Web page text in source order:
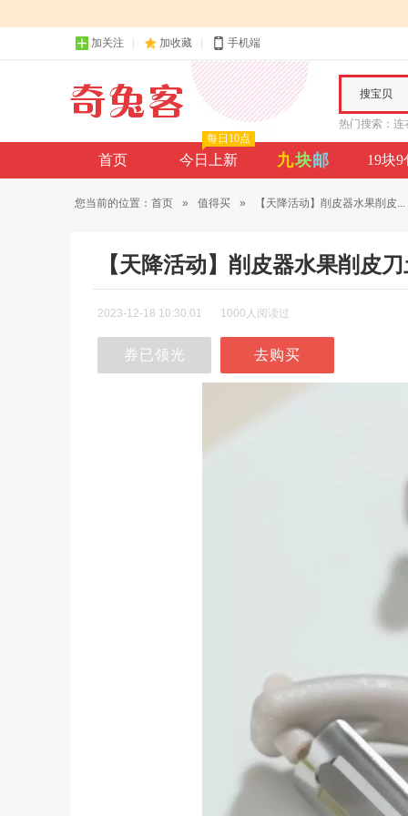
加关注 加收藏 手机端
搜宝贝
热门搜索： 连
首页 今日上新
每日10点
九块邮 19块9
您当前的位置： 首页 » 值得买 » 【天降活动】削皮器水果削皮...
【天降活动】削皮器水果削皮
2023-12-18 10:30:01 1000人阅读过
券已领光 去购买